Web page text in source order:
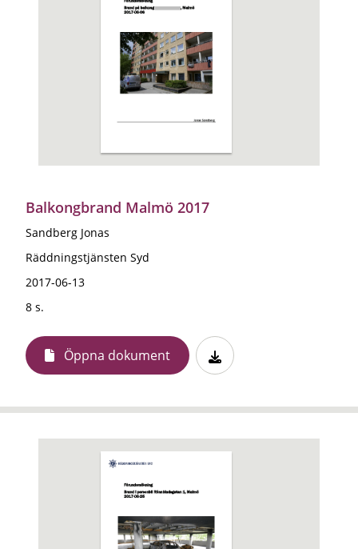
Balkongbrand Malmö 2017
Sandberg Jonas
Räddningstjänsten Syd
2017-06-13
8 s.
Öppna dokument